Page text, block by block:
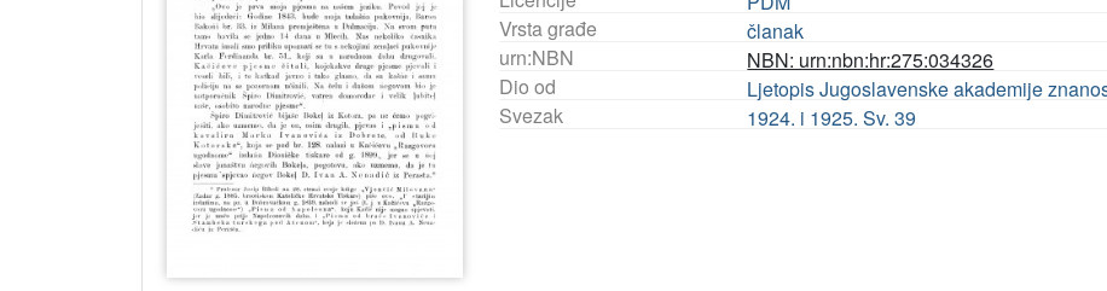
Vrsta građe
članak
urn:NBN
NBN: urn:nbn:hr:275:034326
Dio od
Ljetopis Jugoslavenske akademije
Svezak
1924. i 1925. Sv. 39